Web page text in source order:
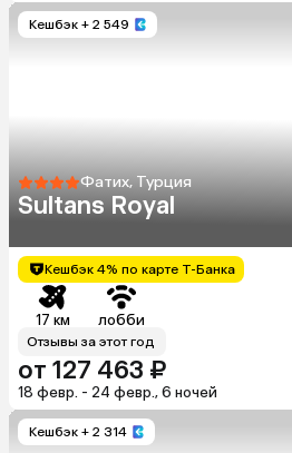
Кешбэк + 2 549
Фатих, Турция
Sultans Royal
Кешбэк 4% по карте Т-Банка
17 км лобби
Отзывы за этот год
от 127 463 ₽
18 февр. - 24 февр., 6 ночей
Кешбэк + 2 314